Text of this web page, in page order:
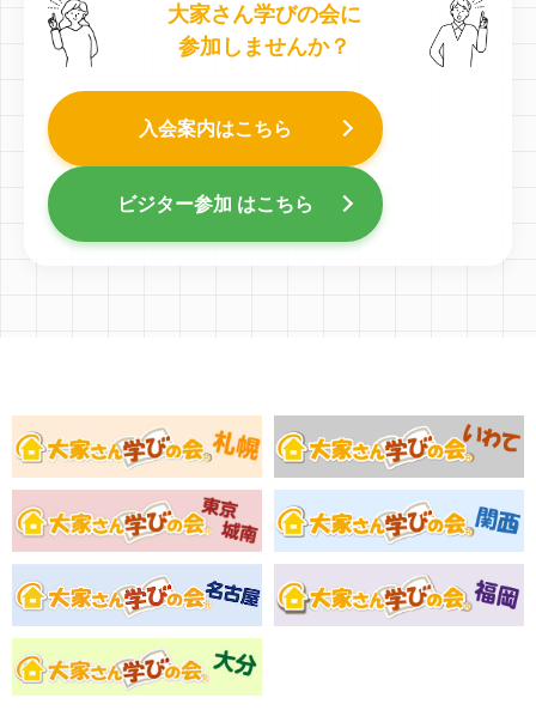
大家さん学びの会に
参加しませんか？
入会案内はこちら
ビジター参加 はこちら